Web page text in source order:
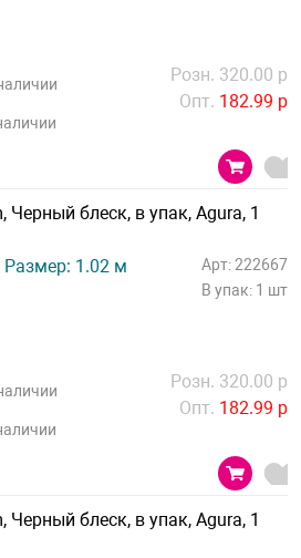
Розн. 320.00 р
Опт. 182.99 р
блеск, в упак, Agura, 1
Размер: 1.02 м
Арт: 222667
В упак: 1 шт
Розн. 320.00 р
Опт. 182.99 р
блеск, в упак, Agura, 1